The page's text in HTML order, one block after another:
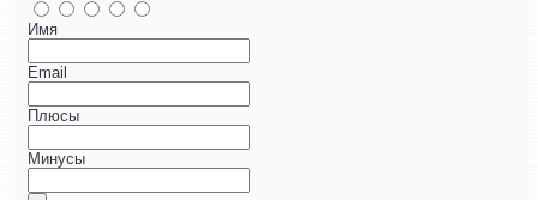
Имя
Email
Плюсы
Минусы